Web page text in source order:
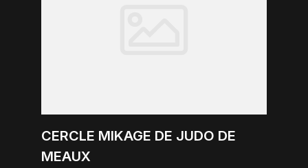
CERCLE MIKAGE DE JUDO DE
MEAUX